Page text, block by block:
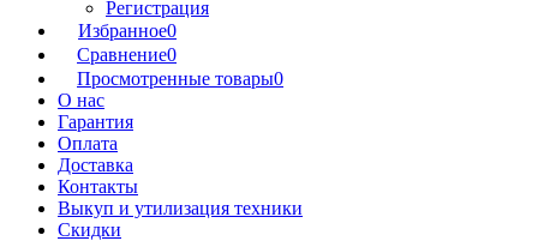
Регистрация
Избранное0
Сравнение0
Просмотренные товары0
О нас
Гарантия
Оплата
Доставка
Контакты
Выкуп и утилизация техники
Скидки